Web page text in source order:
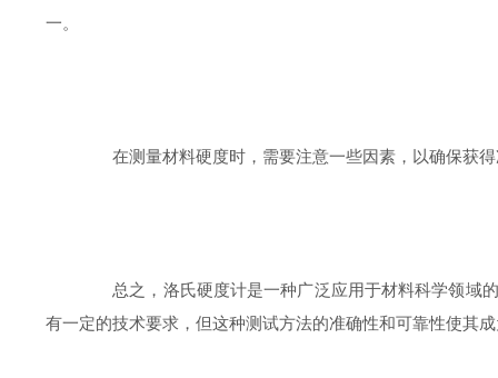
一。
在测量材料硬度时，需要注意一些因素，以确保获得
总之，洛氏硬度计是一种广泛应用于材料科学领域的
有一定的技术要求，但这种测试方法的准确性和可靠性使其